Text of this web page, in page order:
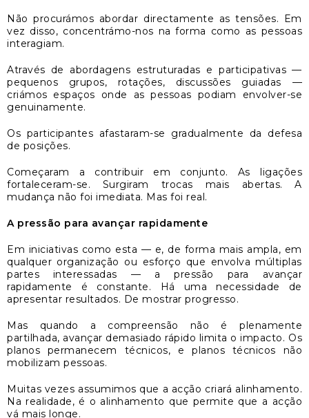
Não procurámos abordar directamente as tensões. Em
vez disso, concentrámo-nos na forma como as pessoas
interagiam.
Através de abordagens estruturadas e participativas —
pequenos grupos, rotações, discussões guiadas —
criámos espaços onde as pessoas podiam envolver-se
genuinamente.
Os participantes afastaram-se gradualmente da defesa
de posições.
Começaram a contribuir em conjunto. As ligações
fortaleceram-se. Surgiram trocas mais abertas. A
mudança não foi imediata. Mas foi real.
A pressão para avançar rapidamente
Em iniciativas como esta — e, de forma mais ampla, em
qualquer organização ou esforço que envolva múltiplas
partes interessadas — a pressão para avançar
rapidamente é constante. Há uma necessidade de
apresentar resultados. De mostrar progresso.
Mas quando a compreensão não é plenamente
partilhada, avançar demasiado rápido limita o impacto. Os
planos permanecem técnicos, e planos técnicos não
mobilizam pessoas.
Muitas vezes assumimos que a acção criará alinhamento.
Na realidade, é o alinhamento que permite que a acção
vá mais longe.